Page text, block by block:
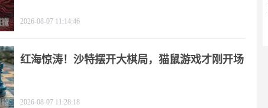
2026-08-07 11:14:46
红海惊涛！沙特摆开大棋局，猫鼠游戏才刚开场
2026-08-07 11:28:18